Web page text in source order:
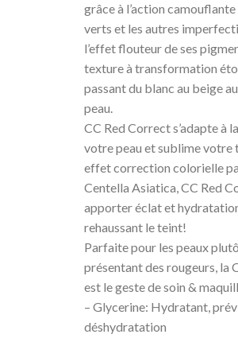
grâce à l’action
verts et les autres
l’effet flouteur de ses
texture à transformation
passant du blanc au beige
peau.
CC Red Correct s’adapte à
votre peau et sublime votre
effet correction colorielle
Centella Asiatica, CC Red
apporter éclat et
rehaussant le teint!
Parfaite pour les peaux
présentant des rougeurs, la
est le geste de soin &
– Glycerine: Hydratant,
déshydratation